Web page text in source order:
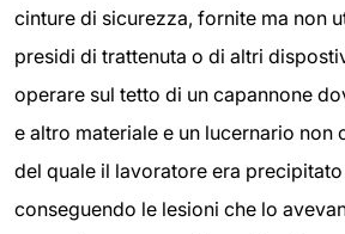
cinture di sicurezza, fornite ma non
presidi di trattenuta o di altri
operare sul tetto di un capannone
e altro materiale e un lucernario non
del quale il lavoratore era
conseguendo le lesioni che lo